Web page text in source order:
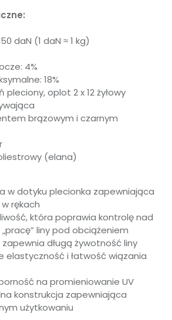
daN (1 daN ≈ 1 kg)
4%
18%
pleciony, oplot 2 x 12 żyłowy
brązowym i czarnym
(elana)
w dotyku plecionka zapewniająca
rękach
która poprawia kontrolę nad
liny pod obciążeniem
długą żywotność liny
elastyczność i łatwość wiązania
na promieniowanie UV
konstrukcja zapewniająca
użytkowaniu